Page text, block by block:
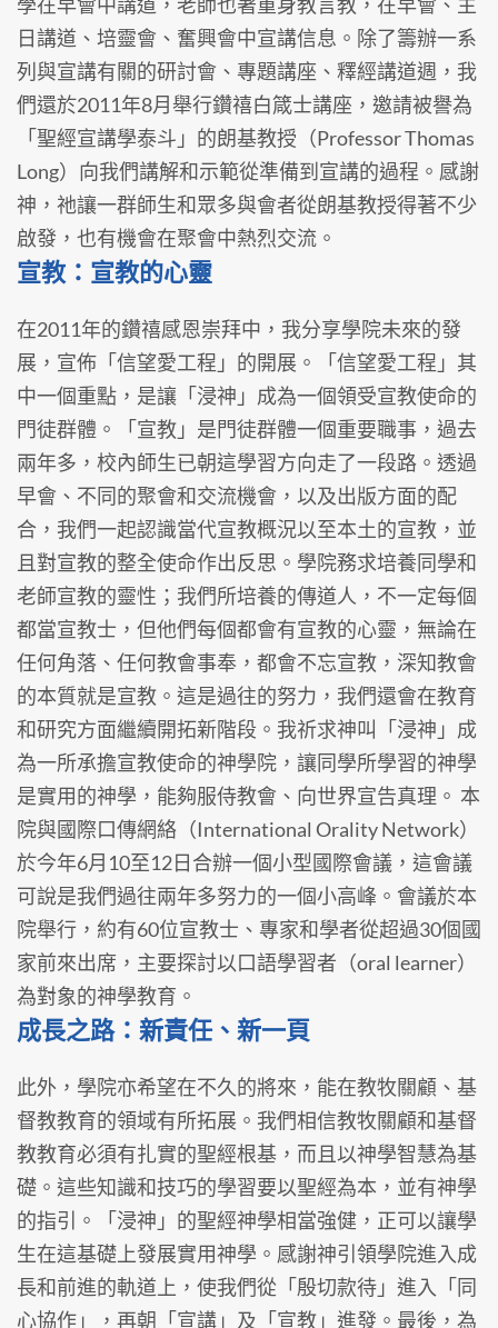
日講道、培靈會、奮興會中宣講信息。除了籌辦一系
列與宣講有關的研討會、專題講座、釋經講道週，我
們還於2011年8月舉行鑽禧白箴士講座，邀請被譽為
「聖經宣講學泰斗」的朗基教授（Professor Thomas
Long）向我們講解和示範從準備到宣講的過程。感謝
神，祂讓一群師生和眾多與會者從朗基教授得著不少
啟發，也有機會在聚會中熱烈交流。
宣教：宣教的心靈
在2011年的鑽禧感恩崇拜中，我分享學院未來的發
展，宣佈「信望愛工程」的開展。「信望愛工程」其
中一個重點，是讓「浸神」成為一個領受宣教使命的
門徒群體。「宣教」是門徒群體一個重要職事，過去
兩年多，校內師生已朝這學習方向走了一段路。透過
早會、不同的聚會和交流機會，以及出版方面的配
合，我們一起認識當代宣教概況以至本土的宣教，並
且對宣教的整全使命作出反思。學院務求培養同學和
老師宣教的靈性；我們所培養的傳道人，不一定每個
都當宣教士，但他們每個都會有宣教的心靈，無論在
任何角落、任何教會事奉，都會不忘宣教，深知教會
的本質就是宣教。這是過往的努力，我們還會在教育
和研究方面繼續開拓新階段。我祈求神叫「浸神」成
為一所承擔宣教使命的神學院，讓同學所學習的神學
是實用的神學，能夠服侍教會、向世界宣告真理。 本
院與國際口傳網絡（International Orality Network）
於今年6月10至12日合辦一個小型國際會議，這會議
可說是我們過往兩年多努力的一個小高峰。會議於本
院舉行，約有60位宣教士、專家和學者從超過30個國
家前來出席，主要探討以口語學習者（oral learner）
為對象的神學教育。
成長之路：新責任、新一頁
此外，學院亦希望在不久的將來，能在教牧關顧、基
督教教育的領域有所拓展。我們相信教牧關顧和基督
教教育必須有扎實的聖經根基，而且以神學智慧為基
礎。這些知識和技巧的學習要以聖經為本，並有神學
的指引。「浸神」的聖經神學相當強健，正可以讓學
生在這基礎上發展實用神學。感謝神引領學院進入成
長和前進的軌道上，使我們從「殷切款待」進入「同
心協作」，再朝「宣講」及「宣教」進發。最後，為